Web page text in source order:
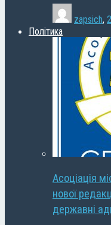
zapsich,
Політика
Асоціація
нової
державні